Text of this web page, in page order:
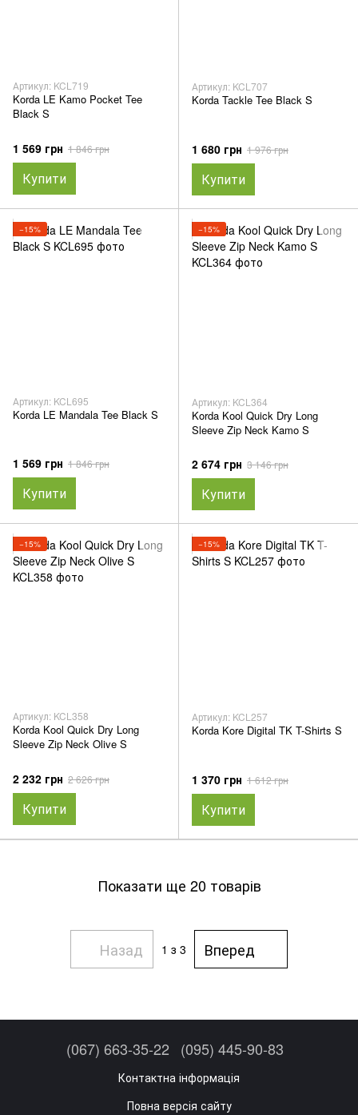
Артикул: KCL719
Korda LE Kamo Pocket Tee
Black S
1 569 грн 1 846 грн
Купити
Артикул: KCL707
Korda Tackle Tee Black S
1 680 грн 1 976 грн
Купити
−15%
Артикул: KCL695
Korda LE Mandala Tee Black S
1 569 грн 1 846 грн
Купити
−15%
Артикул: KCL364
Korda Kool Quick Dry Long
Sleeve Zip Neck Kamo S
2 674 грн 3 146 грн
Купити
−15%
Артикул: KCL358
Korda Kool Quick Dry Long
Sleeve Zip Neck Olive S
2 232 грн 2 626 грн
Купити
−15%
Артикул: KCL257
Korda Kore Digital TK T-Shirts S
1 370 грн 1 612 грн
Купити
Показати ще 20 товарів
Назад 1 з 3 Вперед
(067) 663-35-22 (095) 445-90-83
Контактна інформація
Повна версія сайту